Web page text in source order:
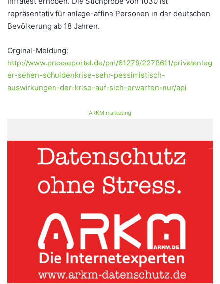
repräsentativ für anlage-affine Personen in der deutschen
Bevölkerung ab 18 Jahren.
Orginal-Meldung:
http://www.presseportal.de/pm/61278/2278611/privatanleg
er-sehen-schuldenkrise-sehr-pessimistisch-
auswirkungen-der-krise-auf-sich-erwarten-nur/api
ARKM.marketing